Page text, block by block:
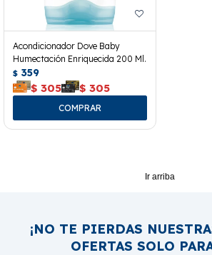
Acondicionador Dove Baby
Humectación Enriquecida 200 Ml.
$ 359
$ 305 $ 305
Ir arriba
¡NO TE PIERDAS
OFERTAS SOLO